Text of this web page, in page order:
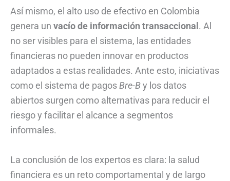
Así mismo, el alto uso de efectivo en Colombia
genera un vacío de información transaccional . Al
no ser visibles para el sistema, las entidades
financieras no pueden innovar en productos
adaptados a estas realidades. Ante esto, iniciativas
como el sistema de pagosBre-By los datos
abiertos surgen como alternativas para reducir el
riesgo y facilitar el alcance a segmentos
informales.
La conclusión de los expertos es clara: la salud
financiera es un reto comportamental y de largo